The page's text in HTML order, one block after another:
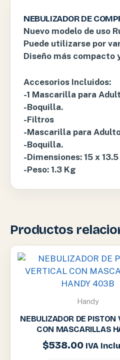
NEBULIZADOR DE
Nuevo modelo de uso
Puede utilizarse por
Diseño más compacto
Accesorios Incluidos:
-1 Mascarilla para
-Boquilla.
-Filtros
-Mascarilla para
-Boquilla.
-Dimensiones: 15 x
-Peso: 1.3 Kg
Productos
Handy
NEBULIZADOR DE PISTON
CON MASCARILLAS
$538.00 IVA